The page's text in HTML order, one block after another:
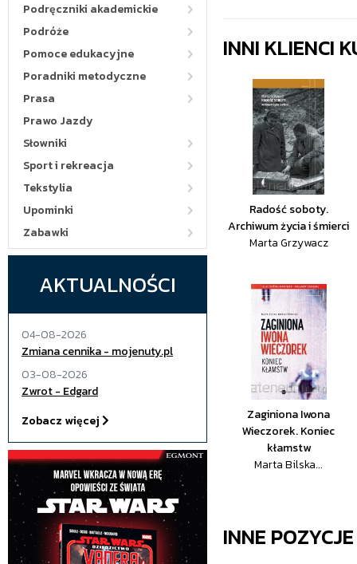
Podręczniki akademickie
Podróże
Pomoce edukacyjne
Poradniki metodyczne
Prasa
Prawo Jazdy
Słowniki
Sport i rekreacja
Tekstylia
Upominki
Zabawki
AKTUALNOŚCI
04-08-2026
Zmiana cennika - mojenuty.pl
03-08-2026
Zwrot - Edgard
Zobacz więcej
INNI KLIENCI
Radość soboty.
Archiwum życia i śmierci
Marta Grzywacz
Zaginiona Iwona
Wieczorek. Koniec
kłamstw
Marta Bilska...
INNE